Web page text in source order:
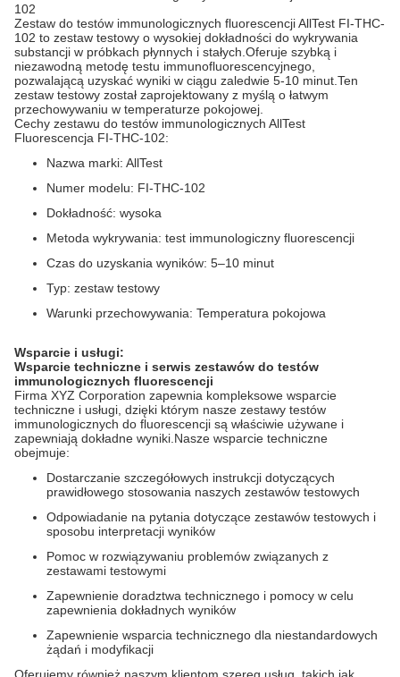
102
Zestaw do testów immunologicznych fluorescencji AllTest FI-THC-
102 to zestaw testowy o wysokiej dokładności do wykrywania
substancji w próbkach płynnych i stałych.Oferuje szybką i
niezawodną metodę testu immunofluorescencyjnego,
pozwalającą uzyskać wyniki w ciągu zaledwie 5-10 minut.Ten
zestaw testowy został zaprojektowany z myślą o łatwym
przechowywaniu w temperaturze pokojowej.
Cechy zestawu do testów immunologicznych AllTest
Fluorescencja FI-THC-102:
Nazwa marki: AllTest
Numer modelu: FI-THC-102
Dokładność: wysoka
Metoda wykrywania: test immunologiczny fluorescencji
Czas do uzyskania wyników: 5–10 minut
Typ: zestaw testowy
Warunki przechowywania: Temperatura pokojowa
Wsparcie i usługi:
Wsparcie techniczne i serwis zestawów do testów
immunologicznych fluorescencji
Firma XYZ Corporation zapewnia kompleksowe wsparcie
techniczne i usługi, dzięki którym nasze zestawy testów
immunologicznych do fluorescencji są właściwie używane i
zapewniają dokładne wyniki.Nasze wsparcie techniczne
obejmuje:
Dostarczanie szczegółowych instrukcji dotyczących
prawidłowego stosowania naszych zestawów testowych
Odpowiadanie na pytania dotyczące zestawów testowych i
sposobu interpretacji wyników
Pomoc w rozwiązywaniu problemów związanych z
zestawami testowymi
Zapewnienie doradztwa technicznego i pomocy w celu
zapewnienia dokładnych wyników
Zapewnienie wsparcia technicznego dla niestandardowych
żądań i modyfikacji